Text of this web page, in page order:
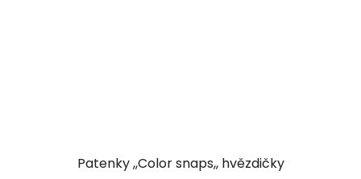
Patenky ,,Color snaps,, hvězdičky